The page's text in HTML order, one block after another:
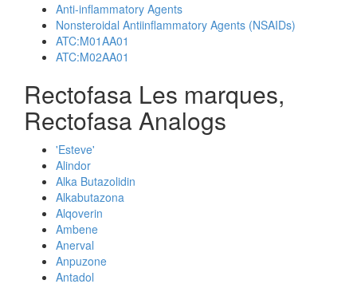
Anti-inflammatory Agents
Nonsteroidal Antiinflammatory Agents (NSAIDs)
ATC:M01AA01
ATC:M02AA01
Rectofasa Les marques,
Rectofasa Analogs
'Esteve'
Alindor
Alka Butazolidin
Alkabutazona
Alqoverin
Ambene
Anerval
Anpuzone
Antadol